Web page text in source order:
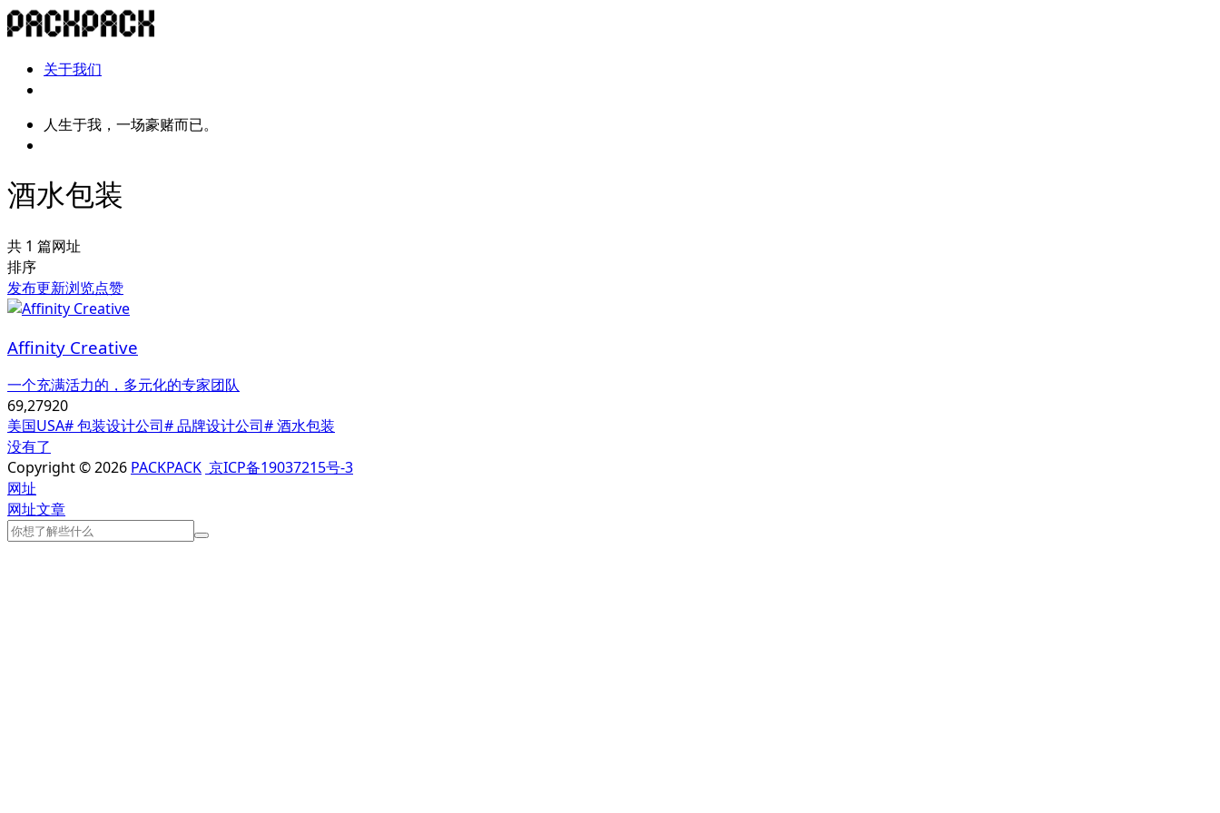
关于我们
人生于我，一场豪赌而已。
酒水包装
共 1 篇网址
排序
发布更新浏览点赞
Affinity Creative
一个充满活力的，多元化的专家团队
69,27920
美国USA# 包装设计公司# 品牌设计公司# 酒水包装
没有了
Copyright © 2026 PACKPACK 京ICP备19037215号-3
网址
网址文章